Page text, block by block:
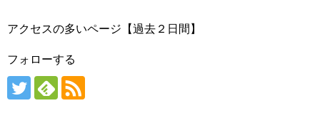
アクセスの多いページ【過去２日間】
フォローする